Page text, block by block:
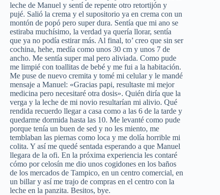
leche de Manuel y sentí de repente otro retortijón y
pujé. Salió la crema y el supositorio ya en crema con un
montón de popó pero super dura. Sentía que mi ano se
estiraba muchísimo, la verdad ya quería llorar, sentía
que ya no podía estirar más. Al final, to’ creo que sin ser
cochina, hehe, medía como unos 30 cm y unos 7 de
ancho. Me sentía super mal pero aliviada. Como pude
me limpié con toallitas de bebé y me fui a la habitación.
Me puse de nuevo cremita y tomé mi celular y le mandé
mensaje a Manuel: «Gracias papi, resultaste mi mejor
medicina pero necesitaré otra dosis». Quién diría que la
verga y la leche de mi novio resultarían mi alivio. Qué
rendida recuerdo llegar a casa como a las 6 de la tarde y
quedarme dormida hasta las 10. Me levanté como pude
porque tenía un buen de sed y no les miento, me
temblaban las piernas como loca y me dolía horrible mi
colita. Y así me quedé sentada esperando a que Manuel
llegara de la ofi. En la próxima experiencia les contaré
cómo por celosín me dio unos cogidones en los baños
de los mercados de Tampico, en un centro comercial, en
un billar y así me trajo de compras en el centro con la
leche en la panzita. Besitos, bye.